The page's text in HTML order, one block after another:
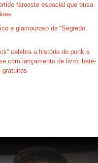
faroeste espacial que ousa
e glamouroso de “Segredo
celebra a história do punk e
com lançamento de livro, bate-
gratuitos